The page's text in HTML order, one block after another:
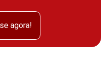
agora!